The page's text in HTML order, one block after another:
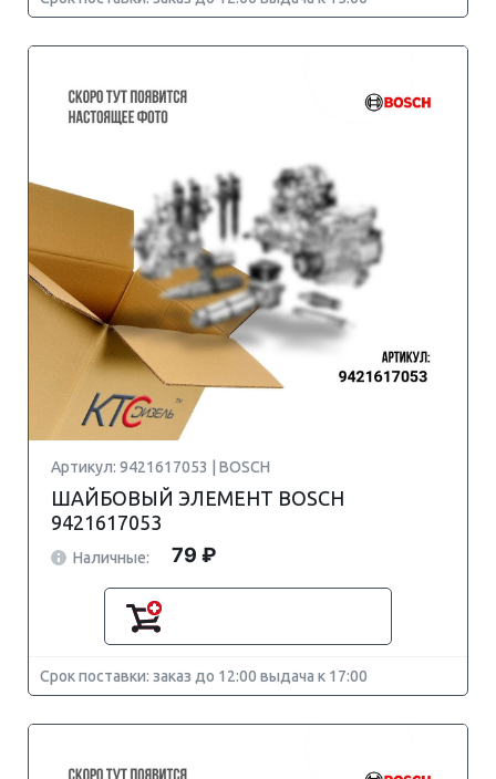
Артикул: 9421617053 | BOSCH
ШАЙБОВЫЙ ЭЛЕМЕНТ BOSCH
9421617053
Наличные: 79 ₽
Срок поставки: заказ до 12:00 выдача к 17:00